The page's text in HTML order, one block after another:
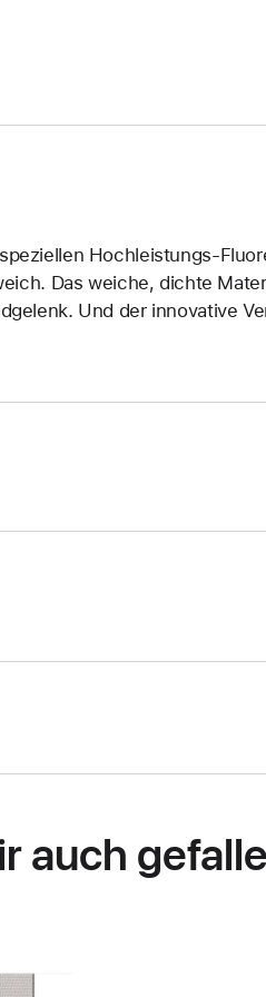
Hochleistungs-
Das weiche, dichte
Und der innovative
auch